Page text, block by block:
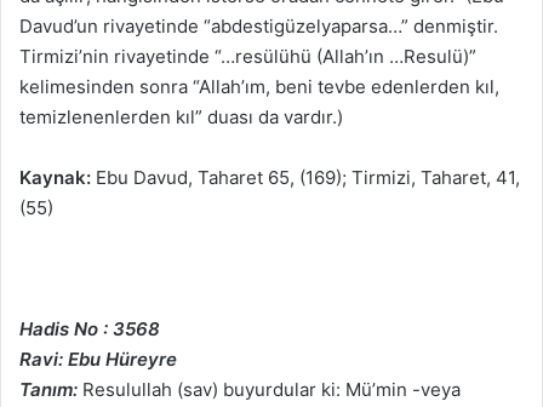
Davud’un rivayetinde “abdestigüzelyaparsa…” denmiştir.
Tirmizi’nin rivayetinde “…resülühü (Allah’ın …Resulü)”
kelimesinden sonra “Allah’ım, beni tevbe edenlerden kıl,
temizlenenlerden kıl” duası da vardır.)
Kaynak: Ebu Davud, Taharet 65, (169); Tirmizi, Taharet, 41,
(55)
Hadis No : 3568
Ravi: Ebu Hüreyre
Tanım: Resulullah (sav) buyurdular ki: Mü’min -veya